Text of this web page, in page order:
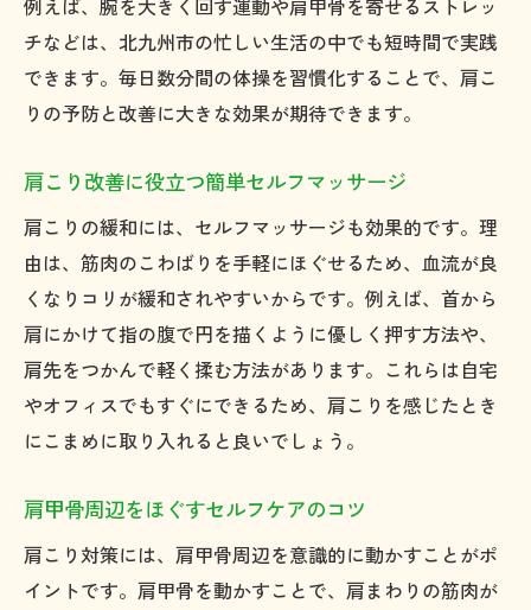
例えば、腕を大きく回す運動や肩甲骨を寄せるストレッ
チなどは、北九州市の忙しい生活の中でも短時間で実践
できます。毎日数分間の体操を習慣化することで、肩こ
りの予防と改善に大きな効果が期待できます。
肩こり改善に役立つ簡単セルフマッサージ
肩こりの緩和には、セルフマッサージも効果的です。理
由は、筋肉のこわばりを手軽にほぐせるため、血流が良
くなりコリが緩和されやすいからです。例えば、首から
肩にかけて指の腹で円を描くように優しく押す方法や、
肩先をつかんで軽く揉む方法があります。これらは自宅
やオフィスでもすぐにできるため、肩こりを感じたとき
にこまめに取り入れると良いでしょう。
肩甲骨周辺をほぐすセルフケアのコツ
肩こり対策には、肩甲骨周辺を意識的に動かすことがポ
イントです。肩甲骨を動かすことで、肩まわりの筋肉が